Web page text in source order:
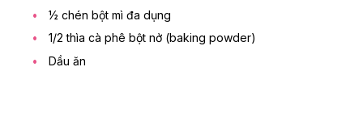
½ chén bột mì đa dụng
1/2 thìa cà phê bột nở (baking powder)
Dầu ăn